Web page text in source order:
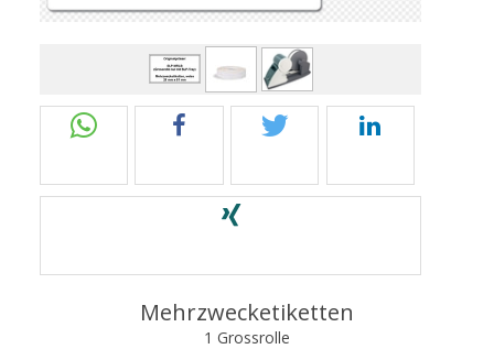
Mehrzwecketiketten
1 Grossrolle